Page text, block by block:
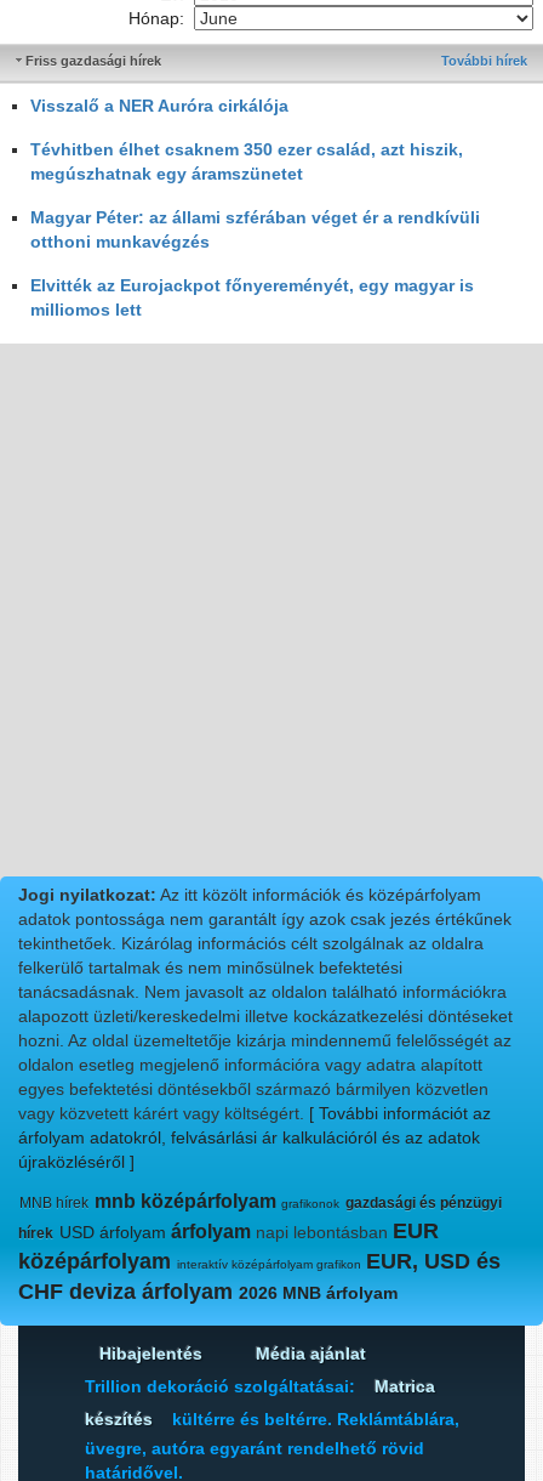
Hónap:
Friss gazdasági hírek További hírek
Visszalő a NER Auróra cirkálója
Tévhitben élhet csaknem 350 ezer család, azt hiszik,
megúszhatnak egy áramszünetet
Magyar Péter: az állami szférában véget ér a rendkívüli
otthoni munkavégzés
Elvitték az Eurojackpot főnyereményét, egy magyar is
milliomos lett
Jogi nyilatkozat: Az itt közölt információk és középárfolyam
adatok pontossága nem garantált így azok csak jezés értékűnek
tekinthetőek. Kizárólag információs célt szolgálnak az oldalra
felkerülő tartalmak és nem minősülnek befektetési
tanácsadásnak. Nem javasolt az oldalon található információkra
alapozott üzleti/kereskedelmi illetve kockázatkezelési döntéseket
hozni. Az oldal üzemeltetője kizárja mindennemű felelősségét az
oldalon esetleg megjelenő információra vagy adatra alapított
egyes befektetési döntésekből származó bármilyen közvetlen
vagy közvetett kárért vagy költségért. [ További információt az
árfolyam adatokról, felvásárlási ár kalkulációról és az adatok
újraközléséről ]
MNB hírek mnb középárfolyam grafikonok gazdasági és pénzügyi
hírek USD árfolyam árfolyam napi lebontásban EUR
középárfolyam interaktív középárfolyam grafikon EUR, USD és
CHF deviza árfolyam 2026 MNB árfolyam
Hibajelentés
Média ajánlat
Trillion dekoráció szolgáltatásai:
Matrica
készítés
kültérre és beltérre. Reklámtáblára,
üvegre, autóra egyaránt rendelhető rövid
határidővel.